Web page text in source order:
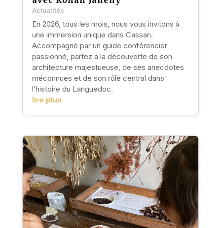
Actualités
En 2026, tous les mois, nous vous invitons à
une immersion unique dans Cassan.
Accompagné par un guide conférencier
passionné, partez à la découverte de son
architecture majestueuse, de ses anecdotes
méconnues et de son rôle central dans
l’histoire du Languedoc.
lire plus